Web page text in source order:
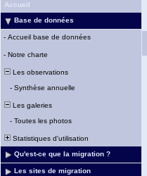
Accueil
Base de données
- Accueil base de données
- Notre charte
Les observations
- Synthèse annuelle
Les galeries
- Toutes les photos
Statistiques d'utilisation
Qu'est-ce que la migration ?
Les sites de migration